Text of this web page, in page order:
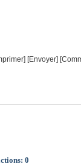
] [Envoyer]
0